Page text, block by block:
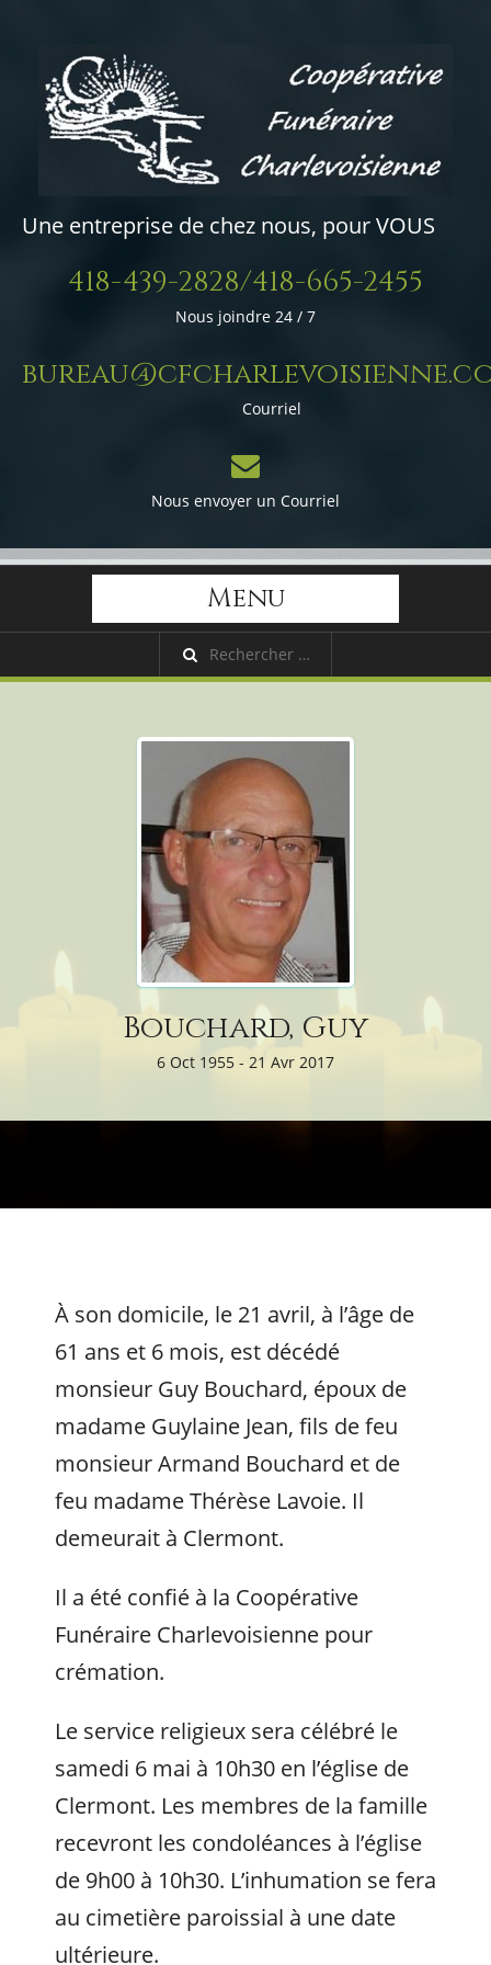
Une entreprise de chez nous, pour VOUS
418-439-2828/418-665-2455
Nous joindre 24 / 7
Courriel
Nous envoyer un Courriel
Menu
Bouchard, Guy
6 Oct 1955 - 21 Avr 2017
À son domicile, le 21 avril, à l’âge de
61 ans et 6 mois, est décédé
monsieur Guy Bouchard, époux de
madame Guylaine Jean, fils de feu
monsieur Armand Bouchard et de
feu madame Thérèse Lavoie. Il
demeurait à Clermont.
Il a été confié à la Coopérative
Funéraire Charlevoisienne pour
crémation.
Le service religieux sera célébré le
samedi 6 mai à 10h30 en l’église de
Clermont. Les membres de la famille
recevront les condoléances à l’église
de 9h00 à 10h30. L’inhumation se fera
au cimetière paroissial à une date
ultérieure.